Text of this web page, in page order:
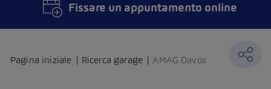
Pagina iniziale Ricerca garage AMAG Davos
Fissare un appuntamento online